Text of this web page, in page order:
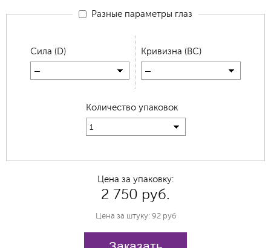
Разные параметры глаз
Сила (D)
—
Кривизна (BC)
—
Количество упаковок
1
Цена за упаковку:
2 750 руб.
Цена за штуку: 92 руб